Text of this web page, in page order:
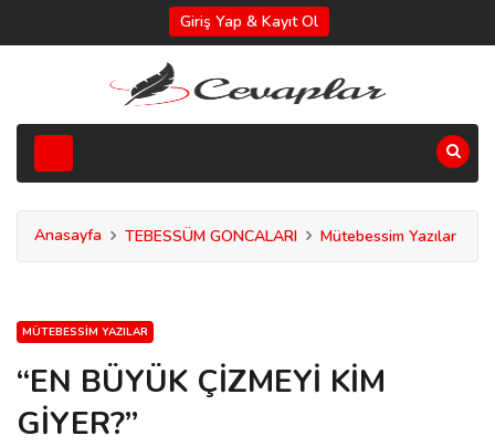
Giriş Yap & Kayıt Ol
Anasayfa TEBESSÜM GONCALARI Mütebessim Yazılar
MÜTEBESSIM YAZILAR
“EN BÜYÜK ÇİZMEYİ KİM
GİYER?”